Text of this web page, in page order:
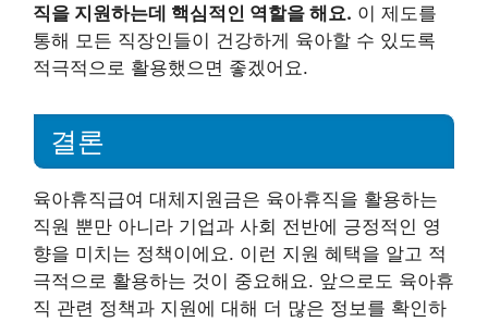
직을 지원하는데 핵심적인 역할을 해요. 이 제도를
통해 모든 직장인들이 건강하게 육아할 수 있도록
적극적으로 활용했으면 좋겠어요.
결론
육아휴직급여 대체지원금은 육아휴직을 활용하는
직원 뿐만 아니라 기업과 사회 전반에 긍정적인 영
향을 미치는 정책이에요. 이런 지원 혜택을 알고 적
극적으로 활용하는 것이 중요해요. 앞으로도 육아휴
직 관련 정책과 지원에 대해 더 많은 정보를 확인하